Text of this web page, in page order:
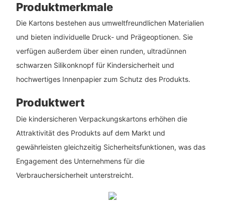
Produktmerkmale
Die Kartons bestehen aus umweltfreundlichen Materialien
und bieten individuelle Druck- und Prägeoptionen. Sie
verfügen außerdem über einen runden, ultradünnen
schwarzen Silikonknopf für Kindersicherheit und
hochwertiges Innenpapier zum Schutz des Produkts.
Produktwert
Die kindersicheren Verpackungskartons erhöhen die
Attraktivität des Produkts auf dem Markt und
gewährleisten gleichzeitig Sicherheitsfunktionen, was das
Engagement des Unternehmens für die
Verbrauchersicherheit unterstreicht.